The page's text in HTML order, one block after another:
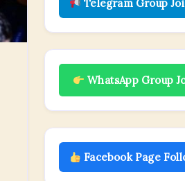
Telegram Group
WhatsApp Group
Facebook Page